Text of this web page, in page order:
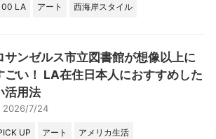
LA アート 西海岸スタイル
サンゼルス市立図書館が想像以上に
ごい！ LA在住日本人におすすめした
活用法
2026/7/24
UP アート アメリカ生活